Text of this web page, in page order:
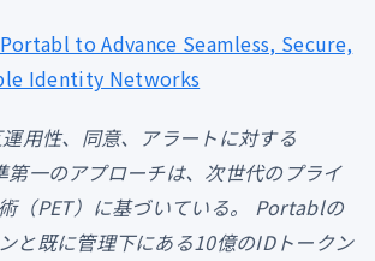
to Advance Seamless, Secure,
Identity Networks
用性、同意、アラートに対する
一のアプローチは、次世代のプライ
（PET）に基づいている。 Portablの
と既に管理下にある10億のIDトークン